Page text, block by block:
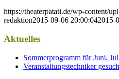
https://theaterpatati.de/wp-content/
redaktion2015-09-06 20:00:042015-
Aktuelles
Sommerprogramm für Juni,
Veranstaltungstechniker